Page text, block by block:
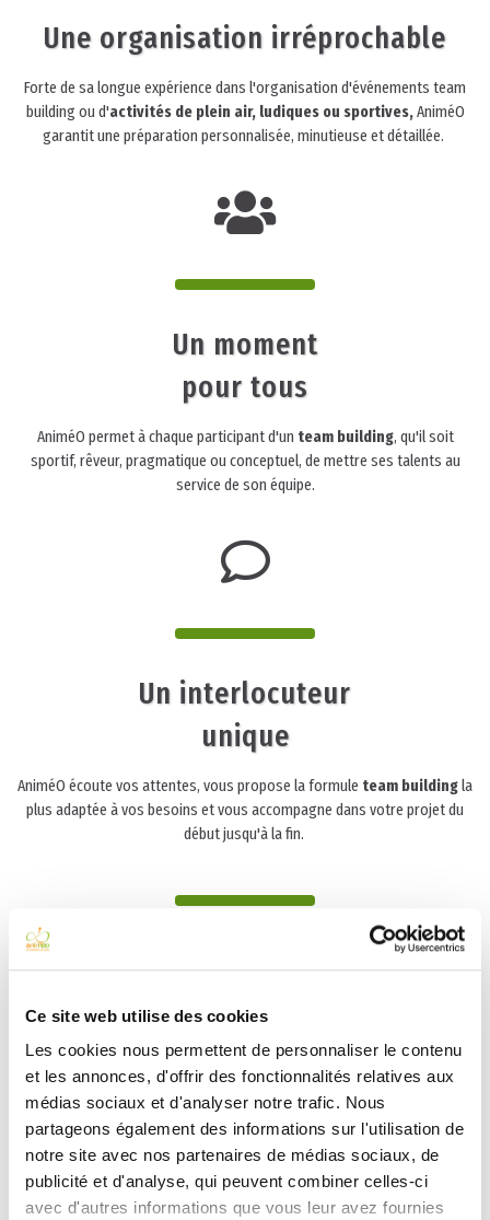
Ce site web utilise des cookies
Les cookies nous permettent de personnaliser le contenu
et les annonces, d'offrir des fonctionnalités relatives aux
médias sociaux et d'analyser notre trafic. Nous
partageons également des informations sur l'utilisation de
notre site avec nos partenaires de médias sociaux, de
publicité et d'analyse, qui peuvent combiner celles-ci
avec d'autres informations que vous leur avez fournies
Une organisation irréprochable
Forte de sa longue expérience dans l'organisation d'événements team
building ou d'activités de plein air, ludiques ou sportives, AniméO
garantit une préparation personnalisée, minutieuse et détaillée.
Un moment
pour tous
AniméO permet à chaque participant d'un team building, qu'il soit
sportif, rêveur, pragmatique ou conceptuel, de mettre ses talents au
service de son équipe.
Un interlocuteur
unique
AniméO écoute vos attentes, vous propose la formule team buildingla
plus adaptée à vos besoins et vous accompagne dans votre projet du
début jusqu'à la fin.
Témoignages
THOMAS BOUDEVILLE
« Un véritable plaisir de travailler avec AniméO sur nos